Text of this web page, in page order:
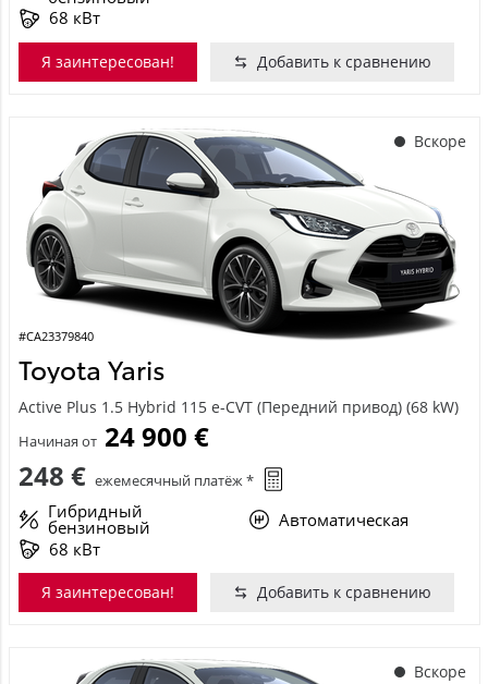
68 кВт
Я заинтересован! Добавить к сравнению
Вскоре
#CA23379840
Toyota Yaris
Active Plus 1.5 Hybrid 115 e-CVT (Передний привод) (68 kW)
Начиная от 24 900 €
248 € ежемесячный платёж *
Гибридный
бензиновый
Автоматическая
68 кВт
Я заинтересован! Добавить к сравнению
Вскоре